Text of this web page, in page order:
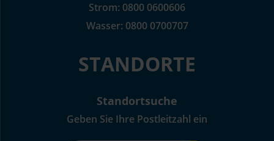
Strom: 0800 0600606
Wasser: 0800 0700707
STANDORTE
Standortsuche
Geben Sie Ihre Postleitzahl ein